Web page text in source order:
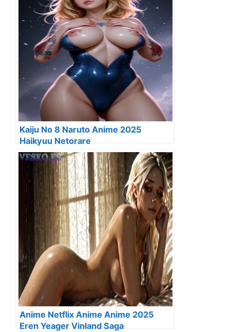
Kaiju No 8 Naruto Anime 2025
Haikyuu Netorare
Anime Netflix Anime Anime 2025
Eren Yeager Vinland Saga